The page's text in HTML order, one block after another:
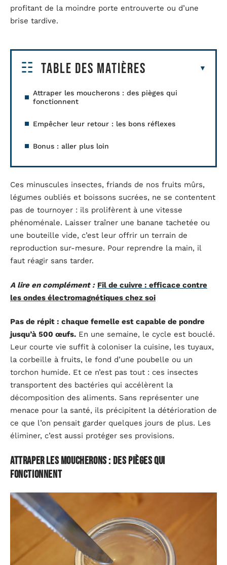
profitant de la moindre porte entrouverte ou d’une
brise tardive.
Table des matières
Attraper les moucherons : des pièges qui
fonctionnent
Empêcher leur retour : les bons réflexes
Bonus : aller plus loin
Ces minuscules insectes, friands de nos fruits mûrs,
légumes oubliés et boissons sucrées, ne se contentent
pas de tournoyer : ils prolifèrent à une vitesse
phénoménale. Laisser traîner une banane tachetée ou
une bouteille vide, c’est leur offrir un terrain de
reproduction sur-mesure. Pour reprendre la main, il
faut réagir sans tarder.
A lire en complément : Fil de cuivre : efficace contre
les ondes électromagnétiques chez soi
Pas de répit : chaque femelle est capable de pondre
jusqu’à 500 œufs. En une semaine, le cycle est bouclé.
Leur courte vie suffit à coloniser la cuisine, les tuyaux,
la corbeille à fruits, le fond d’une poubelle ou un
torchon humide. Et ce n’est pas tout : ces insectes
transportent des bactéries qui accélèrent la
décomposition des aliments. Sans représenter une
menace pour la santé, ils précipitent la détérioration de
ce que l’on pensait garder quelques jours de plus. Les
éliminer, c’est aussi protéger ses provisions.
Attraper les moucherons : des pièges qui
fonctionnent